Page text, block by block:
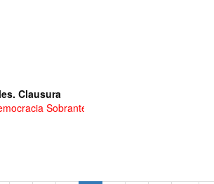
Clausura
Sobrante: Nuevas formas de